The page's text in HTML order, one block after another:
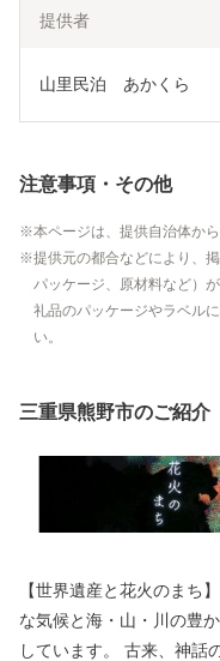
提供者
山里民泊　あかくら
注意事項・その他
本ページは、提供自治体か
提供元の都合などにより、
パッケージ、原材料など）
礼品のパッケージやラベル
い。
三重県熊野市のご紹介
【世界遺産と花火のまち
な気候と海・山・川の豊
しています。 古来、神話の時代から日本人にとって特別な地だっ